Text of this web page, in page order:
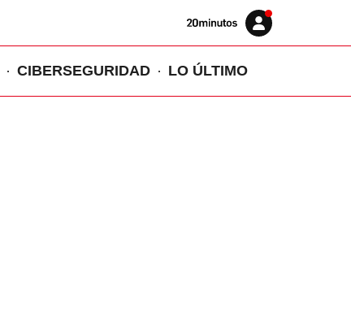
Volver
Iniciar
sesión
CIBERSEGURIDAD LO ÚLTIMO